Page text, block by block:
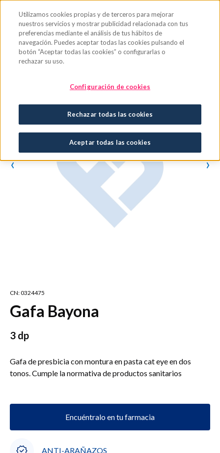
‹ ›
CN: 0324475
Gafa Bayona
3 dp
Gafa de presbicia con montura en pasta cat eye en dos
tonos. Cumple la normativa de productos sanitarios
Encuéntralo en tu farmacia
ANTI-ARAÑAZOS
Utilizamos cookies propias y de terceros para mejorar
nuestros servicios y mostrar publicidad relacionada con tus
preferencias mediante el análisis de tus hábitos de
navegación. Puedes aceptar todas las cookies pulsando el
botón “Aceptar todas las cookies” o configurarlas o
rechazar su uso.
Configuración de cookies
Rechazar todas las cookies
Aceptar todas las cookies